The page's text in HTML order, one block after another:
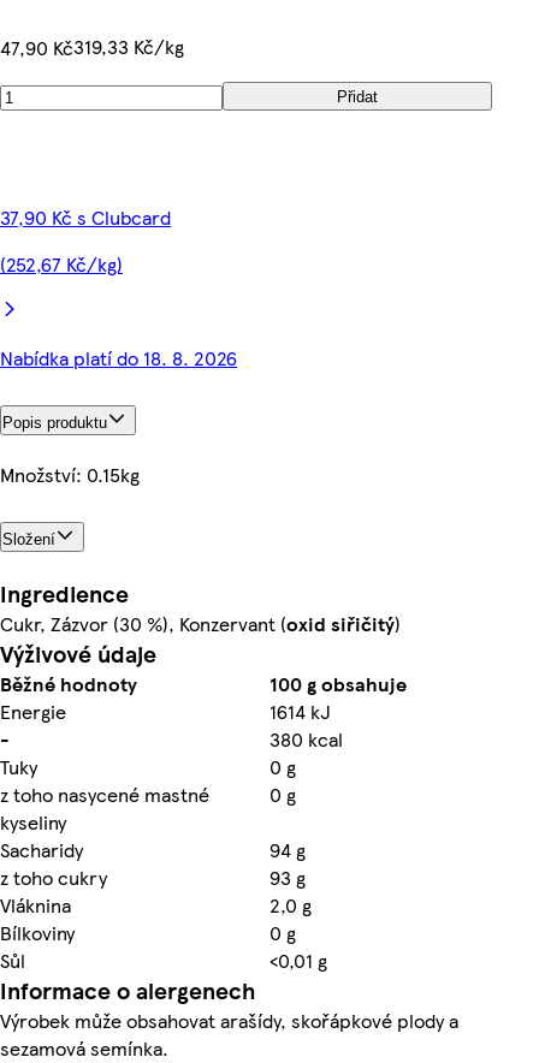
47,90 Kč319,33 Kč/kg
Přidat
37,90 Kč s Clubcard
(252,67 Kč/kg)
Nabídka platí do 18. 8. 2026
Popis produktu
Množství: 0.15kg
Složení
Ingredience
Cukr, Zázvor (30 %), Konzervant (oxid siřičitý)
Výživové údaje
Běžné hodnoty
100 g obsahuje
Energie
1614 kJ
-
380 kcal
Tuky
0 g
z toho nasycené mastné
kyseliny
0 g
Sacharidy
94 g
z toho cukry
93 g
Vláknina
2,0 g
Bílkoviny
0 g
Sůl
<0,01 g
Informace o alergenech
Výrobek může obsahovat arašídy, skořápkové plody a
sezamová semínka.